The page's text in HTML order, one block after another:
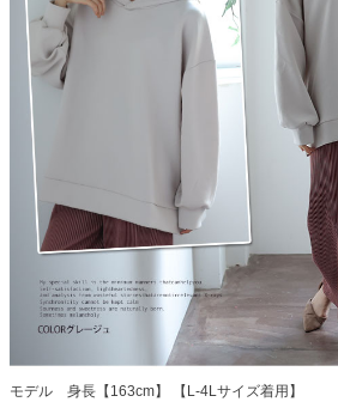
モデル 身長【163cm】 【L-4Lサイズ着用】